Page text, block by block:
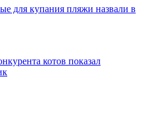
для купания пляжи назвали в
котов показал